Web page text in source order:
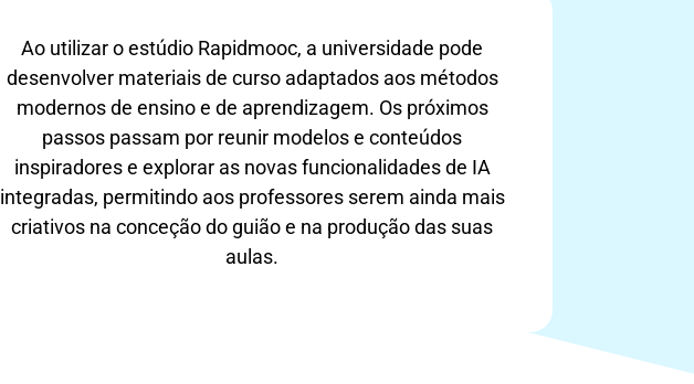
Ao utilizar o estúdio Rapidmooc, a universidade pode
desenvolver materiais de curso adaptados aos métodos
modernos de ensino e de aprendizagem. Os próximos
passos passam por reunir modelos e conteúdos
inspiradores e explorar as novas funcionalidades de IA
integradas, permitindo aos professores serem ainda mais
criativos na conceção do guião e na produção das suas
aulas.